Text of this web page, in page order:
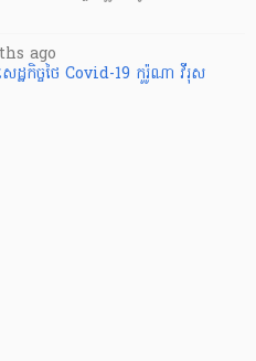
ago
ដ្ឋកិច្ចថៃ Covid-19 កូរ៉ូណា វីរុស